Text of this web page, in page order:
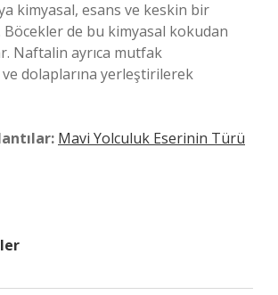
kimyasal, esans ve keskin bir
Böcekler de bu kimyasal kokudan
Naftalin ayrıca mutfak
dolaplarına yerleştirilerek
Mavi Yolculuk Eserinin Türü